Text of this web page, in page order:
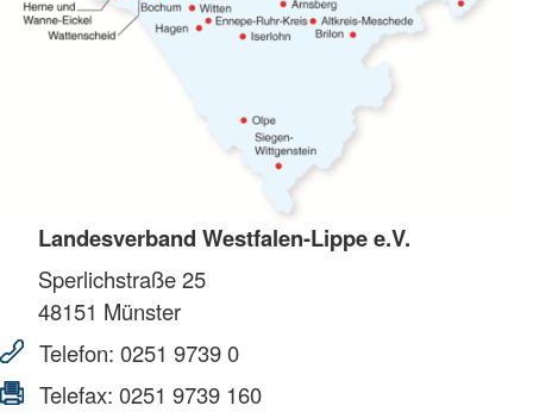
Landesverband Westfalen-Lippe e.V.
Sperlichstraße 25
48151 Münster
Telefon: 0251 9739 0
Telefax: 0251 9739 160